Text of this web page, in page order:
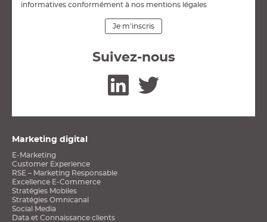
Marketing digital
E-Marketing
Customer Experience
RSE – Marketing Responsable
Excellence E-Commerce
Stratégies Mobiles
Stratégies Omnicanal
Social Media
Data et Connaissance clients
informatives conformément à nos mentions légales
Je m'inscris
Suivez-nous
Linkedin